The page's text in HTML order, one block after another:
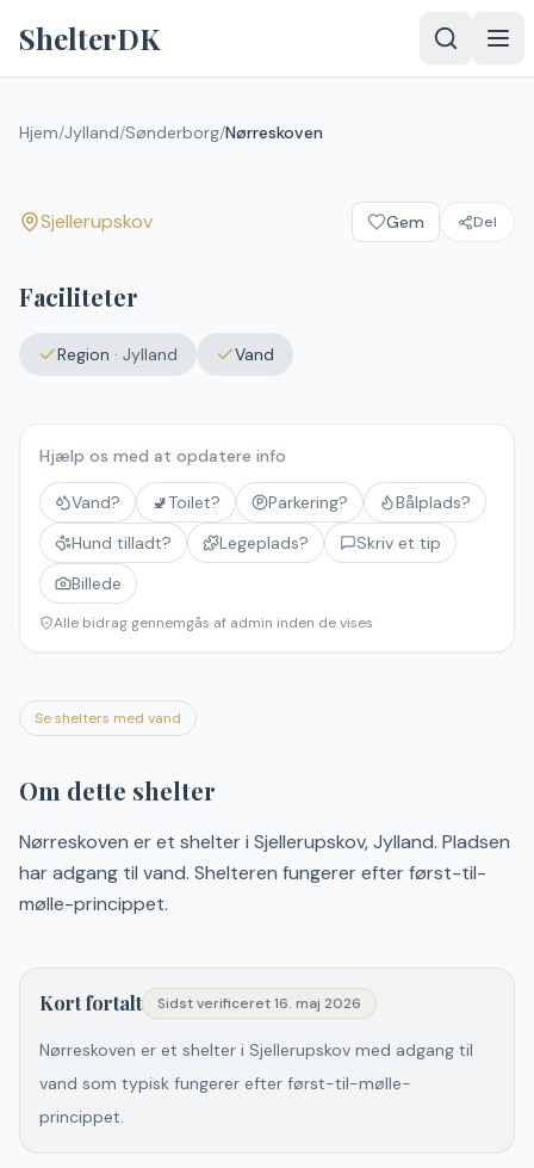
ShelterDK
Hjem/Jylland/Sønderborg/Nørreskoven
Upload et
godkendelse.
billede
Send
Sjellerupskov
Sjellerupskov Gem Del
Faciliteter
Region · Jylland Vand
Hjælp os med at opdatere info
Vand? 🚽Toilet? Parkering?
Bålplads?
Hund tilladt?
Legeplads?
Skriv et tip
Billede
Alle bidrag gennemgås af admin inden de vises
Se shelters med vand
Om dette shelter
Nørreskoven er et shelter i Sjellerupskov, Jylland. Pladsen
har adgang til vand. Shelteren fungerer efter først-til-
mølle-princippet.
Kort fortalt Sidst verificeret16. maj 2026
Nørreskoven er et shelter i Sjellerupskov med adgang til
vand som typisk fungerer efter først-til-mølle-
princippet.